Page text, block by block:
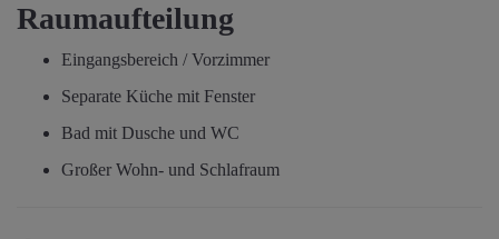
Raumaufteilung
Eingangsbereich / Vorzimmer
Separate Küche mit Fenster
Bad mit Dusche und WC
Großer Wohn- und Schlafraum